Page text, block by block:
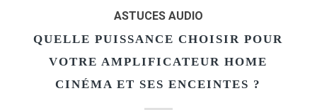
ASTUCES AUDIO
QUELLE PUISSANCE CHOISIR POUR
VOTRE AMPLIFICATEUR HOME
CINÉMA ET SES ENCEINTES ?